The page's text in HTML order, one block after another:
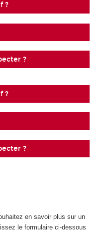
?
?
?
?
en savoir plus sur un
le formulaire ci-dessous